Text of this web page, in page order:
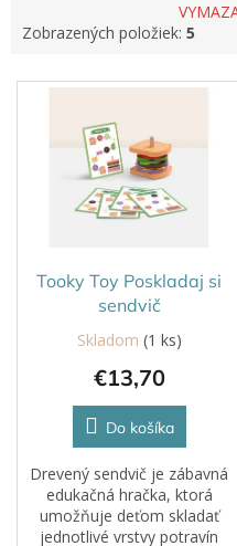
Zobrazených položiek: 5
V
Tooky Toy Poskladaj si
sendvič
Skladom (1 ks)
€13,70
Do košíka
Drevený sendvič je zábavná
edukačná hračka, ktorá
umožňuje deťom skladať
jednotlivé vrstvy potravín